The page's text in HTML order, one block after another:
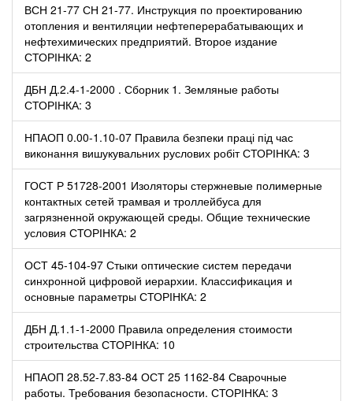
ВСН 21-77 СН 21-77. Инструкция по проектированию
отопления и вентиляции нефтеперерабатывающих и
нефтехимических предприятий. Второе издание
СТОРІНКА: 2
ДБН Д.2.4-1-2000 . Сборник 1. Земляные работы
СТОРІНКА: 3
НПАОП 0.00-1.10-07 Правила безпеки праці під час
виконання вишукувальних руслових робіт СТОРІНКА: 3
ГОСТ Р 51728-2001 Изоляторы стержневые полимерные
контактных сетей трамвая и троллейбуса для
загрязненной окружающей среды. Общие технические
условия СТОРІНКА: 2
ОСТ 45-104-97 Стыки оптические систем передачи
синхронной цифровой иерархии. Классификация и
основные параметры СТОРІНКА: 2
ДБН Д.1.1-1-2000 Правила определения стоимости
строительства СТОРІНКА: 10
НПАОП 28.52-7.83-84 ОСТ 25 1162-84 Сварочные
работы. Требования безопасности. СТОРІНКА: 3